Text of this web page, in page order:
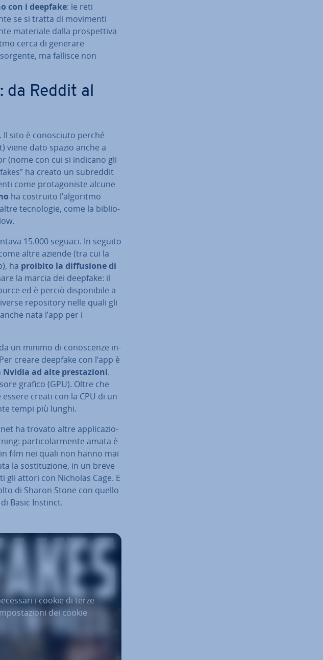
con i deepfake: le reti
se si tratta di movimenti
materiale dalla pro­spet­ti­va
cerca di generare
ma fallisce non
da Reddit al
Il sito è co­no­sciu­to perché
viene dato spazio anche a
(nome con cui si indicano gli
ha creato un subreddit
come pro­ta­go­ni­ste alcune
ha costruito l’algoritmo
tec­no­lo­gie, come la bi­blio­
15.000 seguaci. In seguito
altre aziende (tra cui la
ha proibito la dif­fu­sio­ne di
la marcia dei deepfake: il
ed è perciò di­spo­ni­bi­le a
re­po­si­to­ry nelle quali gli
nata l’app per i
un minimo di co­no­scen­ze in­
creare deepfake con l’app è
Nvidia ad alte pre­sta­zio­ni.
grafico (GPU). Oltre che
creati con la CPU di un
tempi più lunghi.
ha trovato altre ap­pli­ca­zio­
par­ti­co­lar­men­te amata è
film nei quali non hanno mai
la so­sti­tu­zio­ne, in un breve
gli attori con Nicholas Cage. E
di Sharon Stone con quello
Basic Instinct.
i cookie di terze
dei cookie